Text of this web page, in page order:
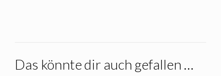
Das könnte dir auch gefallen …